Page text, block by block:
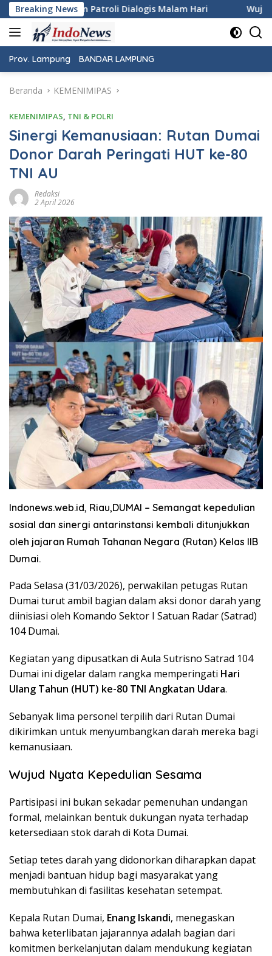
Langsung
ke
konten
Breaking News
Malam Hari Wujudkan Rasa Aman dan Damai,
Prov. Lampung BANDAR LAMPUNG
Beranda KEMENIMIPAS
KEMENIMIPAS, TNI & POLRI
Sinergi Kemanusiaan: Rutan Dumai
Donor Darah Peringati HUT ke-80
TNI AU
Redaksi
2 April 2026
Indonews.web.id, Riau,DUMAI – Semangat kepedulian
sosial dan sinergi antarinstansi kembali ditunjukkan
oleh jajaran Rumah Tahanan Negara (Rutan) Kelas IIB
Dumai.
Pada Selasa (31/03/2026), perwakilan petugas Rutan
Dumai turut ambil bagian dalam aksi donor darah yang
diinisiasi oleh Komando Sektor I Satuan Radar (Satrad)
104 Dumai.
​Kegiatan yang dipusatkan di Aula Sutrisno Satrad 104
Dumai ini digelar dalam rangka memperingati Hari
Ulang Tahun (HUT) ke-80 TNI Angkatan Udara.
Sebanyak lima personel terpilih dari Rutan Dumai
dikirimkan untuk menyumbangkan darah mereka bagi
kemanusiaan.
Wujud Nyata Kepedulian Sesama
​Partisipasi ini bukan sekadar pemenuhan undangan
formal, melainkan bentuk dukungan nyata terhadap
ketersediaan stok darah di Kota Dumai.
Setiap tetes darah yang didonorkan diharapkan dapat
menjadi bantuan hidup bagi masyarakat yang
membutuhkan di fasilitas kesehatan setempat.
​Kepala Rutan Dumai, Enang Iskandi, menegaskan
bahwa keterlibatan jajarannya adalah bagian dari
komitmen berkelanjutan dalam mendukung kegiatan